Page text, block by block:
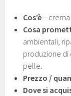
Cos’è–
Cosa
ambientali,
produzione di
pelle.
Prezzo /
Dove si